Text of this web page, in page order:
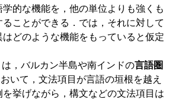
学的な機能を，他の単位よりも強くも
ることができる．では，それに対して
どのような機能をもっていると仮定
，バルカン半島や南インドの言語圏
いて，文法項目が言語の垣根を越え
挙げながら，構文などの文法項目は